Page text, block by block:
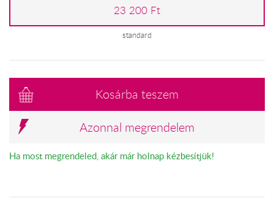
23 200 Ft
standard
Kosárba teszem
Azonnal megrendelem
Ha most megrendeled, akár már holnap kézbesítjük!